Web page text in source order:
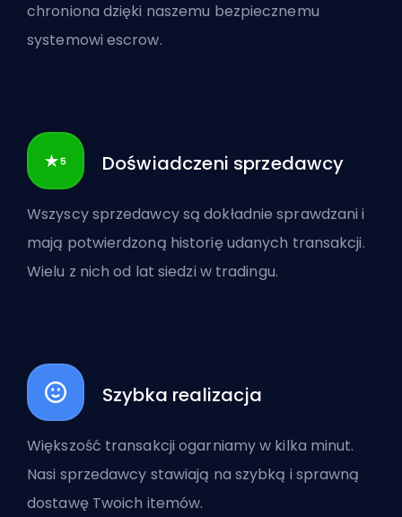
chroniona dzięki naszemu bezpiecznemu
systemowi escrow.
Doświadczeni sprzedawcy
Wszyscy sprzedawcy są dokładnie sprawdzani i
mają potwierdzoną historię udanych transakcji.
Wielu z nich od lat siedzi w tradingu.
Szybka realizacja
Większość transakcji ogarniamy w kilka minut.
Nasi sprzedawcy stawiają na szybką i sprawną
dostawę Twoich itemów.